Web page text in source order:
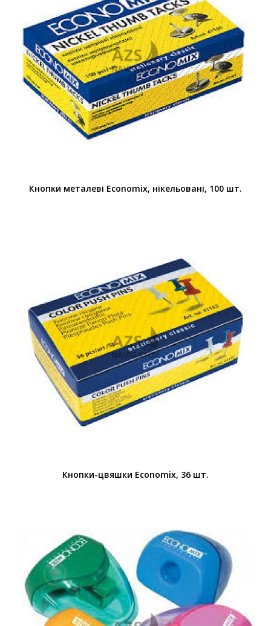
Кнопки металеві Economix, нікельовані, 100 шт.
Кнопки-цвяшки Economix, 36 шт.